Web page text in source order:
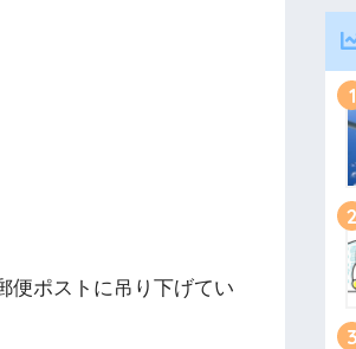
便ポストに吊り下げてい
1
2
3